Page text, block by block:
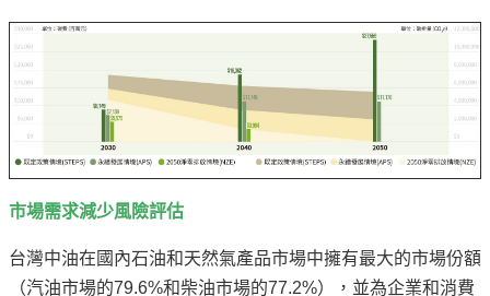
市場需求減少風險評估
台灣中油在國內石油和天然氣產品市場中擁有最大的市場份額
（汽油市場的79.6%和柴油市場的77.2%），並為企業和消費